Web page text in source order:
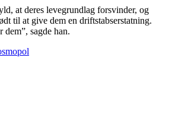
at deres levegrundlag forsvinder, og
til at give dem en driftstabserstatning.
sagde han.